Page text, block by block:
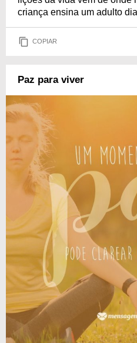
criança ensina um adulto
COPIAR
Paz para viver